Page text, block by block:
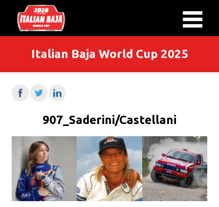
Italian Baja World Cup 2025
907_Saderini/Castellani